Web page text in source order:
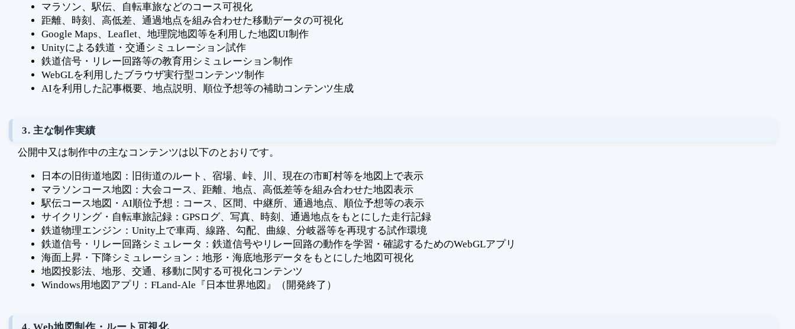
マラソン、駅伝、自転車旅などのコース可視化
距離、時刻、高低差、通過地点を組み合わせた移動データの可視化
Google Maps、Leaflet、地理院地図等を利用した地図UI制作
Unityによる鉄道・交通シミュレーション試作
鉄道信号・リレー回路等の教育用シミュレーション制作
WebGLを利用したブラウザ実行型コンテンツ制作
AIを利用した記事概要、地点説明、順位予想等の補助コンテンツ生成
3. 主な制作実績
公開中又は制作中の主なコンテンツは以下のとおりです。
日本の旧街道地図：旧街道のルート、宿場、峠、川、現在の市町村等を地図上で表示
マラソンコース地図：大会コース、距離、地点、高低差等を組み合わせた地図表示
駅伝コース地図・AI順位予想：コース、区間、中継所、通過地点、順位予想等の表示
サイクリング・自転車旅記録：GPSログ、写真、時刻、通過地点をもとにした走行記録
鉄道物理エンジン：Unity上で車両、線路、勾配、曲線、分岐器等を再現する試作環境
鉄道信号・リレー回路シミュレータ：鉄道信号やリレー回路の動作を学習・確認するためのWebGLアプリ
海面上昇・下降シミュレーション：地形・海底地形データをもとにした地図可視化
地図投影法、地形、交通、移動に関する可視化コンテンツ
Windows用地図アプリ：FLand-Ale『日本世界地図』（開発終了）